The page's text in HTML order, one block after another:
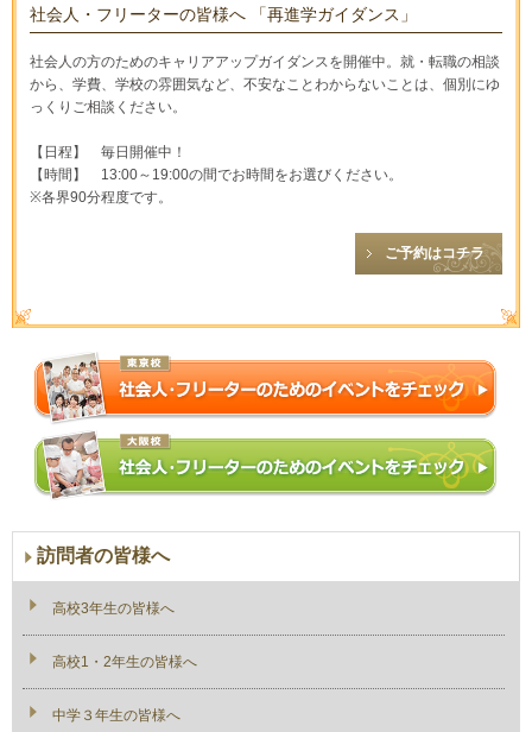
社会人・フリーターの皆様へ 「再進学ガイダンス」
社会人の方のためのキャリアアップガイダンスを開催中。 就・転職の相談
から、学費、学校の雰囲気など、不安なことわからないことは、 個別にゆ
っくりご相談ください。
【日程】 毎日開催中！
【時間】 13:00～19:00の間でお時間をお選びください。
※各界90分程度です。
ご予約はコチラ
訪問者の皆様へ
高校3年生の皆様へ
高校1・2年生の皆様へ
中学３年生の皆様へ